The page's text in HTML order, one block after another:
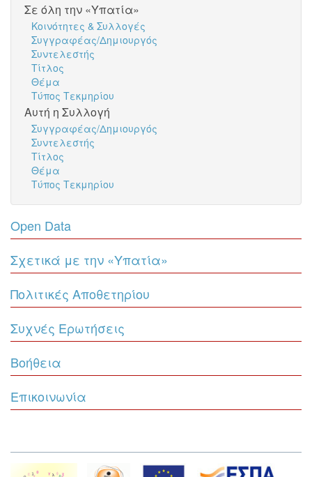
Σε όλη την «Υπατία»
Κοινότητες & Συλλογές
Συγγραφέας/Δημιουργός
Συντελεστής
Τίτλος
Θέμα
Τύπος Τεκμηρίου
Αυτή η Συλλογή
Συγγραφέας/Δημιουργός
Συντελεστής
Τίτλος
Θέμα
Τύπος Τεκμηρίου
Open Data
Σχετικά με την «Υπατία»
Πολιτικές Αποθετηρίου
Συχνές Ερωτήσεις
Βοήθεια
Επικοινωνία